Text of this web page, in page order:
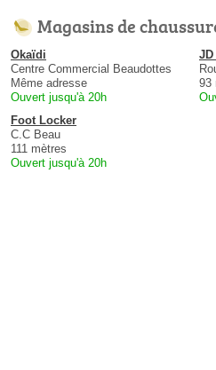
Magasins de
Okaïdi
Centre Commercial Beaudottes
Même adresse
Ouvert jusqu'à 20h
93
Foot Locker
C.C Beau
111 mètres
Ouvert jusqu'à 20h